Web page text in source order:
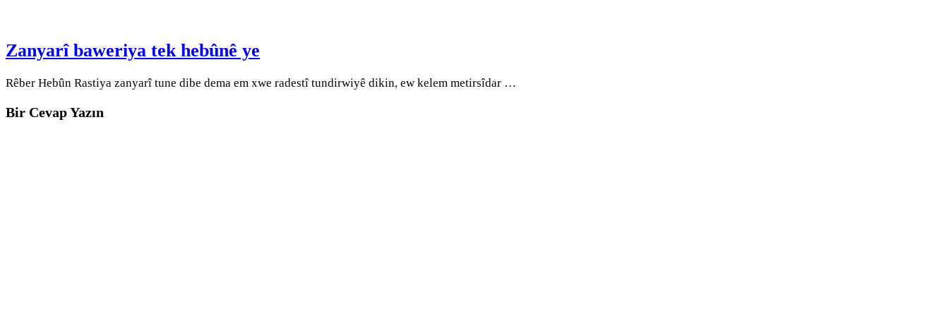
Zanyarî baweriya tek hebûnê ye
Rêber Hebûn Rastiya zanyarî tune dibe dema em xwe radestî tundirwiyê dikin, ew kelem metirsîdar …
Bir Cevap Yazın